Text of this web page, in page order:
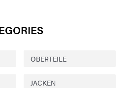
OBERTEILE
JACKEN